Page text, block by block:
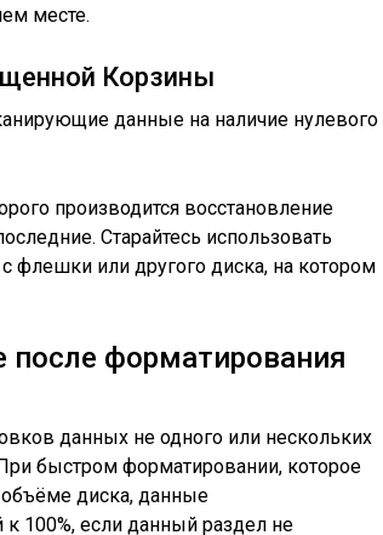
месте.
Корзины
данные на наличие нулевого
производится восстановление
Старайтесь использовать
флешки или другого диска, на котором
после форматирования
данных не одного или нескольких
быстром форматировании, которое
диска, данные
100%, если данный раздел не